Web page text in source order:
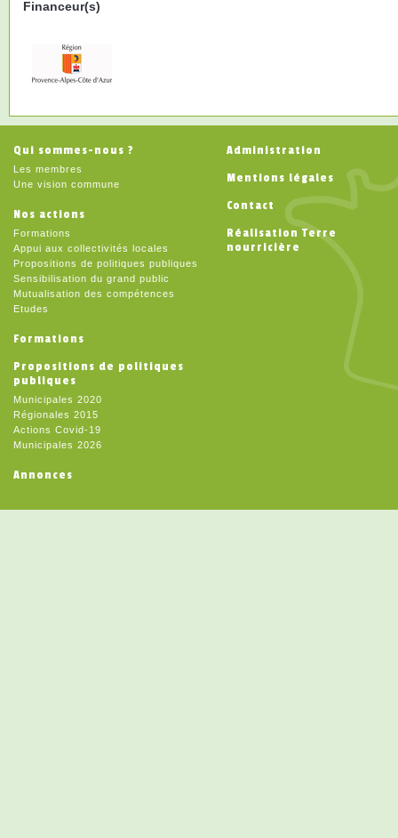
Financeur(s)
Qui sommes-nous ?
Les membres
Une vision commune
Nos actions
Formations
Appui aux collectivités locales
Propositions de politiques publiques
Sensibilisation du grand public
Mutualisation des compétences
Etudes
Formations
Propositions de politiques
publiques
Municipales 2020
Régionales 2015
Actions Covid-19
Municipales 2026
Annonces
Administration
Mentions légales
Contact
Réalisation Terre
nourricière